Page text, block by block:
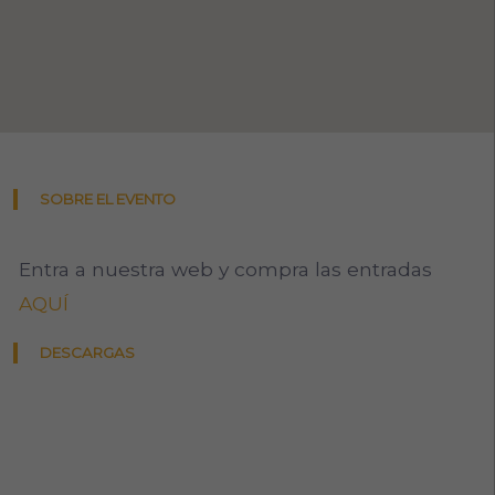
SOBRE EL EVENTO
Entra a nuestra web y compra las entradas
AQUÍ
DESCARGAS